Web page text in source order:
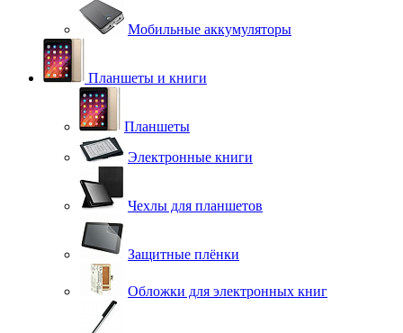
Мобильные аккумуляторы
Планшеты и книги
Планшеты
Электронные книги
Чехлы для планшетов
Защитные плёнки
Обложки для электронных книг